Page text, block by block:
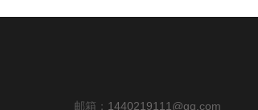
邮箱： 1440219111@qq.com